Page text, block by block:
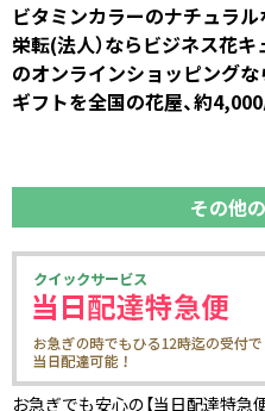
ビタミンカラーのナチュラ
栄転(法人）ならビジネス花
のオンラインショッピング
ギフトを全国の花屋、約
その他
お急ぎでも安心の【当日配達特急